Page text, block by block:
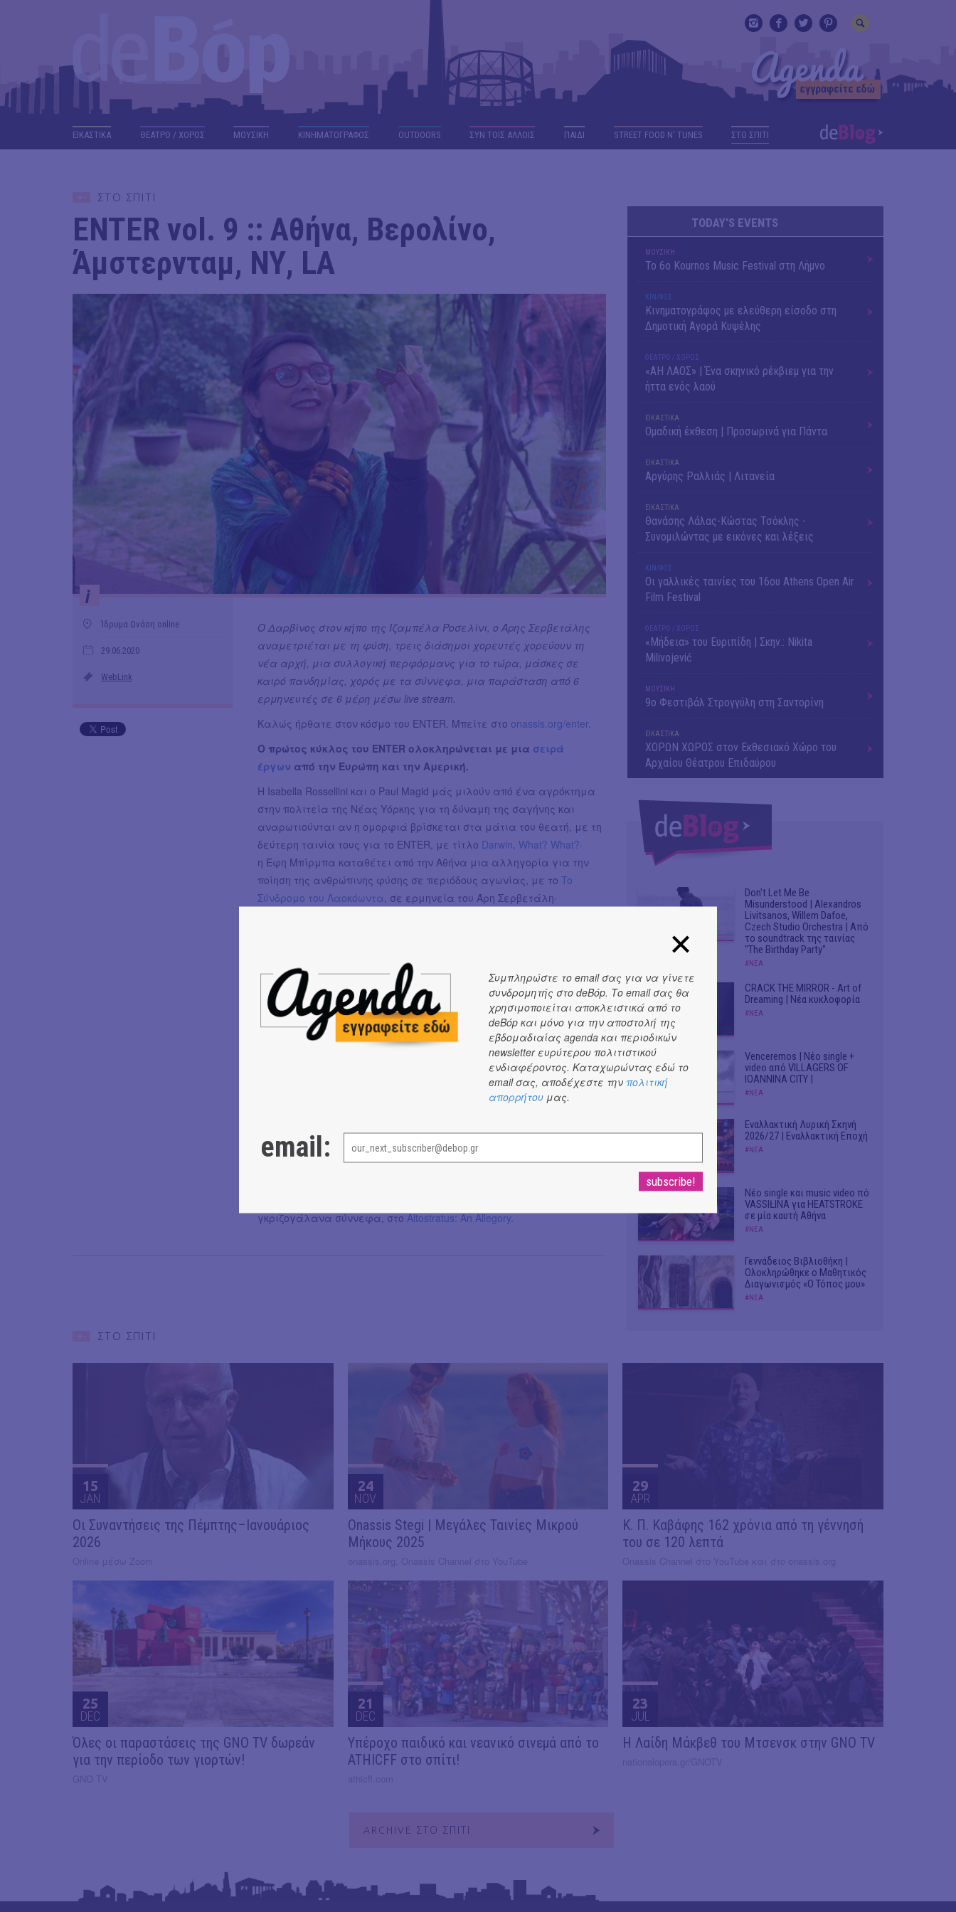
ΕΙΚΑΣΤΙΚΑ ΘΕΑΤΡΟ / ΧΟΡΟΣ ΜΟΥΣΙΚΗ ΚΙΝΗΜΑΤΟΓΡΑΦΟΣ OUTDΟORS ΣΥΝ ΤΟΙΣ ΑΛΛΟΙΣ ΠΑΙΔΙ STREET FOOD N' TUNES ΣΤΟ ΣΠΙΤΙ
ΣΤΟ ΣΠΙΤΙ
ENTER vol. 9 :: Αθήνα, Βερολίνο,
Άμστερνταμ, ΝΥ, LA
i
Ίδρυμα Ωνάση online
29.06.2020
WebLink
Ο Δαρβίνος στον κήπο της Ιζαμπέλα Ροσελίνι, ο Άρης Σερβετάλης
αναμετριέται με τη φύση, τρεις διάσημοι χορευτές χορεύουν τη
νέα αρχή, μια συλλογική περφόρμανς για το τώρα, μάσκες σε
καιρό πανδημίας, χορός με τα σύννεφα, μια παράσταση από 6
ερμηνευτές σε 6 μέρη μέσω live stream.
Καλώς ήρθατε στον κόσμο του ENTER. Μπείτε στο onassis.org/enter
Ο πρώτος κύκλος του ENTER ολοκληρώνεται με μια σειρά
έργων από την Ευρώπη και την Αμερική.
Η Isabella Rossellini και ο Paul Magid μάς μιλούν από ένα αγρόκτημα
στην πολιτεία της Νέας Υόρκης για τη δύναμη της σαγήνης και
αναρωτιούνται αν η ομορφιά βρίσκεται στα μάτια του θεατή, με τη
δεύτερη ταινία τους για το ENTER, με τίτλο Darwin, What? What?·
η Έφη Μπίρμπα καταθέτει από την Αθήνα μια αλληγορία για την
ποίηση της ανθρώπινης φύσης σε περιόδους αγωνίας, με το To
Σύνδρομο του Λαοκόωντα , σε ερμηνεία του Άρη Σερβετάλη·
η Liesbeth Gritter (Kassys), με τοThe Script: Make Yourself at Home
φτιάχνει στο Άμστερνταμ ένα έργο σε δύο μέρη που περιλαμβάνει
ταυτόχρονη ερμηνεία μέσω live stream από 6 ερμηνευτές σε 6
διαφορετικές τοποθεσίες και επακόλουθο βίντεο/φιλμ της
παράστασης (σε δικό της μοντάζ), το οποίο θα φιλοξενηθεί από τις
ψηφιακές πλατφόρμες του Ιδρύματος Ωνάση·
η Emily Mast και ο Yehuda Duenyas κινητοποιούν στο Λος Άντζελες
καλλιτέχνες, συγγραφείς, προγραμματιστές, δικηγόρους και
ο Ramsess, από το Leimert Park του Λος Άντζελες, στέλνει ομορφιά
στον κόσμο με τις μάσκες του σε καιρό πανδημίας, στοQuilted
γκριζογάλανα σύννεφα, στοAltostratus: An Allegory.
TODAY'S EVENTS
ΜΟΥΣΙΚΗ
Το 6ο Kournos Music Festival στη Λήμνο
ΚΙΝ/ΦΟΣ
Κινηματογράφος με ελεύθερη είσοδο στη
Δημοτική Αγορά Κυψέλης
ΘΕΑΤΡΟ / ΧΟΡΟΣ
«ΑΗ ΛΑΟΣ» | Ένα σκηνικό ρέκβιεμ για την
ήττα ενός λαού
ΕΙΚΑΣΤΙΚΑ
Ομαδική έκθεση | Προσωρινά για Πάντα
ΕΙΚΑΣΤΙΚΑ
Αργύρης Ραλλιάς | Λιτανεία
ΕΙΚΑΣΤΙΚΑ
Θανάσης Λάλας-Κώστας Τσόκλης -
Συνομιλώντας με εικόνες και λέξεις
ΚΙΝ/ΦΟΣ
Οι γαλλικές ταινίες του 16ου Athens Open Air
Film Festival
ΘΕΑΤΡΟ / ΧΟΡΟΣ
«Μήδεια» του Ευριπίδη | Σκην.: Nikita
Milivojević
ΜΟΥΣΙΚΗ
9o Φεστιβάλ Στρογγύλη στη Σαντορίνη
ΕΙΚΑΣΤΙΚΑ
ΧΟΡΩΝ ΧΩΡΟΣ στον Εκθεσιακό Χώρο του
Αρχαίου Θέατρου Επιδαύρου
Don't Let Me Be
Misunderstood | Alexandros
Livitsanos, Willem Dafoe,
Czech Studio Orchestra | Από
το soundtrack της ταινίας
"The Birthday Party"
#ΝΕΑ
CRACK THE MIRROR - Art of
Dreaming | Νέα κυκλοφορία
#ΝΕΑ
Venceremos | Νέο single +
video από VILLAGERS OF
IOANNINA CITY |
#ΝΕΑ
Εναλλακτική Λυρική Σκηνή
2026/27 | Εναλλακτική Εποχή
#ΝΕΑ
Νέο single και music video πό
VASSIŁINA για HEATSTROKE
σε μία καυτή Αθήνα
#ΝΕΑ
Γεννάδειος Βιβλιοθήκη |
Ολοκληρώθηκε ο Μαθητικός
Διαγωνισμός «Ο Τόπος μου»
#ΝΕΑ
ΣΤΟ ΣΠΙΤΙ
15
JAN
Οι Συναντήσεις της Πέμπτης–Ιανουάριος
2026
24
NOV
Onassis Stegi | Μεγάλες Ταινίες Μικρού
Μήκους 2025
29
APR
Κ. Π. Καβάφης 162 χρόνια από τη γέννησή
του σε 120 λεπτά
25
DEC
Όλες οι παραστάσεις της GNO TV δωρεάν
για την περίοδο των γιορτών!
21
DEC
Υπέροχο παιδικό και νεανικό σινεμά από το
ATHICFF στο σπίτι!
23
JUL
Η Λαίδη Μάκβεθ του Μτσενσκ στην GNO TV
ARCHIVE ΣΤΟ ΣΠΙΤΙ
Συμπληρώστε το email σας για να γίνετε
συνδρομητής στο deBόp. Το email σας θα
χρησιμοποιείται αποκλειστικά από το
deBόp και μόνο για την αποστολή της
εβδομαδιαίας agenda και περιοδικών
newsletter ευρύτερου πολιτιστικού
ενδιαφέροντος. Καταχωρώντας εδώ το
email σας, αποδέχεστε την πολιτική
απορρήτου μας.
email: